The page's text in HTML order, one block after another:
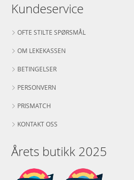
Kundeservice
OFTE STILTE SPØRSMÅL
OM LEKEKASSEN
BETINGELSER
PERSONVERN
PRISMATCH
KONTAKT OSS
Årets butikk 2025